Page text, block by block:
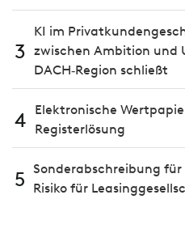
3
KI im
zwischen Ambition und
DACH‑Region schließt
4
Elektronische
Registerlösung
5 Sonderabschreibung für
Risiko für